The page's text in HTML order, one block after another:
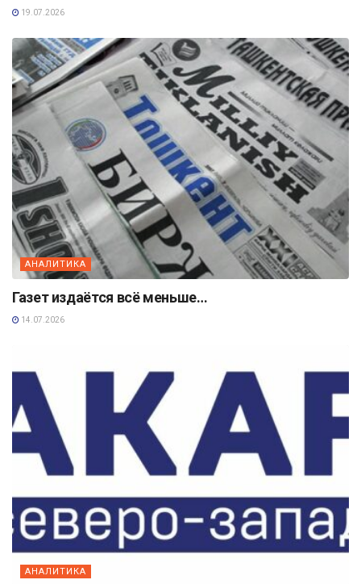
19.07.2026
АНАЛИТИКА
Газет издаётся всё меньше…
14.07.2026
АНАЛИТИКА